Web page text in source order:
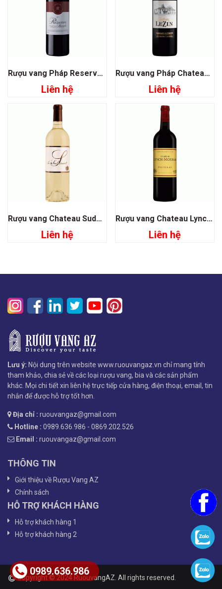
Rượu vang Pháp Reserve Pauillac Speciale
Liên hệ
Rượu vang Pháp Chateau Lezin Bordeaux Superieur
Liên hệ
Rượu vang Chateau Suduiraut S De Suduiraut
Liên hệ
Rượu vang Chateau Lynch Moussas Grand Cru Classé 1855
Liên hệ
Lưu ý: Nội dung trên website www.ruouvangaz.vn chỉ mang tính
tham khảo, chia sẻ về các loại rượu vang, bia và các sản phẩm
khác. Mọi chi tiết xin liên hệ trực tiếp cửa hàng, điện thoại, email, tin
nhắn để được hỗ trợ tốt hơn.
Địa chỉ : ruouvangaz@gmail.com
Hotline : 0989.636.986 - 0869.202.526
Email : ruouvangaz@gmail.com
THÔNG TIN
Giới thiệu về Rượu Vang AZ
Chính sách
HỖ TRỢ KHÁCH HÀNG
Hỗ trợ khách hàng 1
Hỗ trợ khách hàng 2
Copyright © 2024 RuouvangAZ. All rights reserved.
0989.636.986